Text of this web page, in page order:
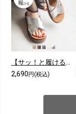
2,690円(税込)